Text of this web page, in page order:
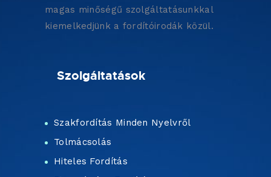
magas minőségű szolgáltatásunkkal
kiemelkedjünk a fordítóirodák közül.
Szolgáltatások
Szakfordítás Minden Nyelvről
Tolmácsolás
Hiteles Fordítás